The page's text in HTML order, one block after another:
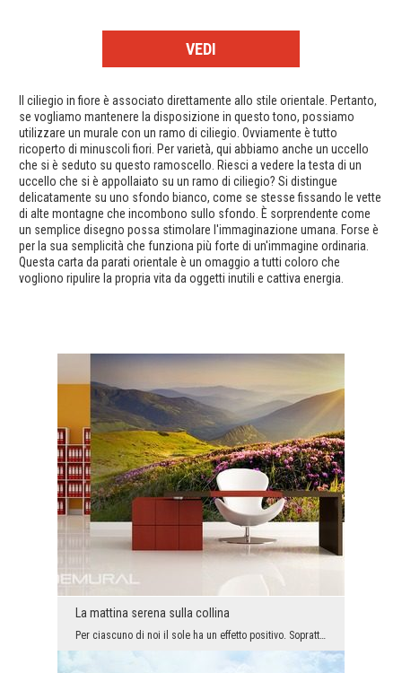
VEDI
Il ciliegio in fiore è associato direttamente allo stile orientale. Pertanto,
se vogliamo mantenere la disposizione in questo tono, possiamo
utilizzare un murale con un ramo di ciliegio. Ovviamente è tutto
ricoperto di minuscoli fiori. Per varietà, qui abbiamo anche un uccello
che si è seduto su questo ramoscello. Riesci a vedere la testa di un
uccello che si è appollaiato su un ramo di ciliegio? Si distingue
delicatamente su uno sfondo bianco, come se stesse fissando le vette
di alte montagne che incombono sullo sfondo. È sorprendente come
un semplice disegno possa stimolare l'immaginazione umana. Forse è
per la sua semplicità che funziona più forte di un'immagine ordinaria.
Questa carta da parati orientale è un omaggio a tutti coloro che
vogliono ripulire la propria vita da oggetti inutili e cattiva energia.
La mattina serena sulla collina
Per ciascuno di noi il sole ha un effetto positivo. Soprattutto quando abbiamo la possibilità di ...